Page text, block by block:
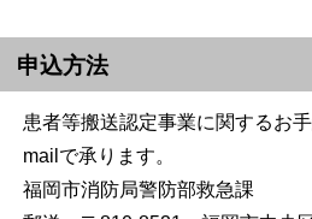
申込方法
患者等搬送認定事業に関するお
mailで承ります。
福岡市消防局警防部救急課